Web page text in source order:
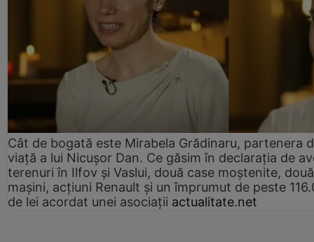
Cât de bogată este Mirabela Grădinaru, partenera
viață a lui Nicușor Dan. Ce găsim în declarația de
terenuri în Ilfov și Vaslui, două case moștenite, două
mașini, acțiuni Renault și un împrumut de peste
de lei acordat unei asociații actualitate.net